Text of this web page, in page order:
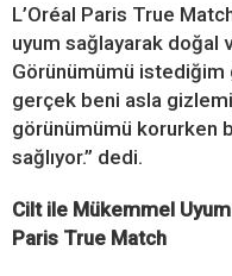
L’Oréal Paris True
uyum sağlayarak doğal
Görünümümü
gerçek beni asla
görünümümü korurken
sağlıyor.” dedi.
Cilt ile Mükemmel
Paris True Match